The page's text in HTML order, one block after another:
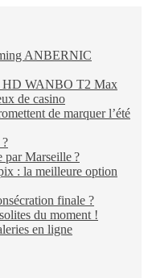
ANBERNIC
HD WANBO T2 Max
de casino
de marquer l’été
par Marseille ?
: la meilleure option
finale ?
du moment !
en ligne